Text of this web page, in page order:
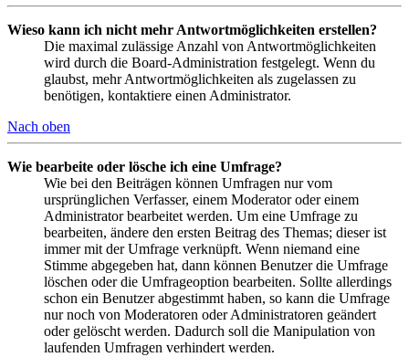
Wieso kann ich nicht mehr Antwortmöglichkeiten erstellen?
Die maximal zulässige Anzahl von Antwortmöglichkeiten
wird durch die Board-Administration festgelegt. Wenn du
glaubst, mehr Antwortmöglichkeiten als zugelassen zu
benötigen, kontaktiere einen Administrator.
Nach oben
Wie bearbeite oder lösche ich eine Umfrage?
Wie bei den Beiträgen können Umfragen nur vom
ursprünglichen Verfasser, einem Moderator oder einem
Administrator bearbeitet werden. Um eine Umfrage zu
bearbeiten, ändere den ersten Beitrag des Themas; dieser ist
immer mit der Umfrage verknüpft. Wenn niemand eine
Stimme abgegeben hat, dann können Benutzer die Umfrage
löschen oder die Umfrageoption bearbeiten. Sollte allerdings
schon ein Benutzer abgestimmt haben, so kann die Umfrage
nur noch von Moderatoren oder Administratoren geändert
oder gelöscht werden. Dadurch soll die Manipulation von
laufenden Umfragen verhindert werden.